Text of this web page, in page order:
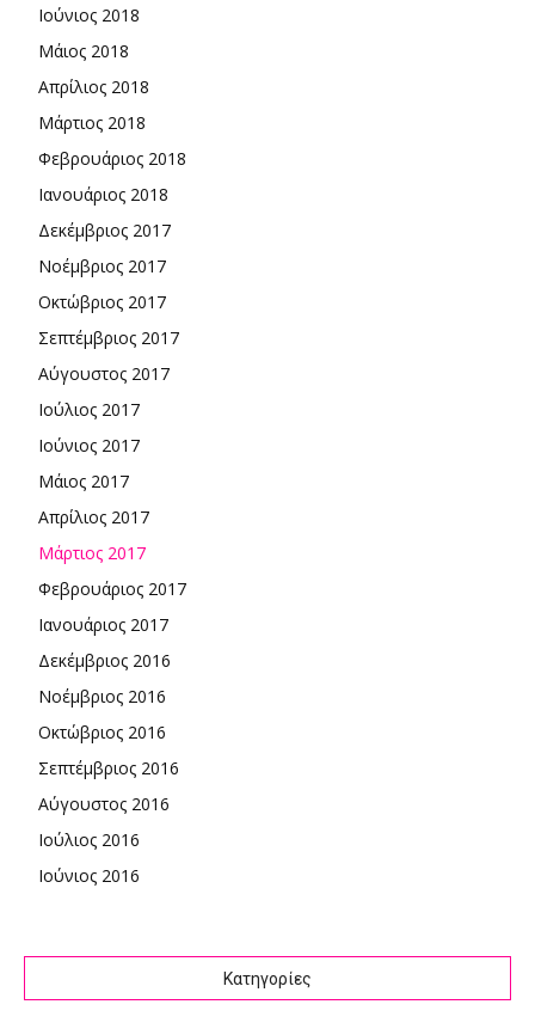
Ιούνιος 2018
Μάιος 2018
Απρίλιος 2018
Μάρτιος 2018
Φεβρουάριος 2018
Ιανουάριος 2018
Δεκέμβριος 2017
Νοέμβριος 2017
Οκτώβριος 2017
Σεπτέμβριος 2017
Αύγουστος 2017
Ιούλιος 2017
Ιούνιος 2017
Μάιος 2017
Απρίλιος 2017
Μάρτιος 2017
Φεβρουάριος 2017
Ιανουάριος 2017
Δεκέμβριος 2016
Νοέμβριος 2016
Οκτώβριος 2016
Σεπτέμβριος 2016
Αύγουστος 2016
Ιούλιος 2016
Ιούνιος 2016
Kατηγορίες